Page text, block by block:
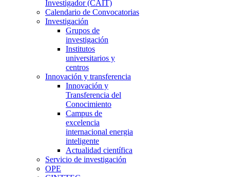
Investigador (CAIT)
Calendario de Convocatorias
Investigación
Grupos de
investigación
Institutos
universitarios y
centros
Innovación y transferencia
Innovación y
Transferencia del
Conocimiento
Campus de
excelencia
internacional energia
inteligente
Actualidad científica
Servicio de investigación
OPE